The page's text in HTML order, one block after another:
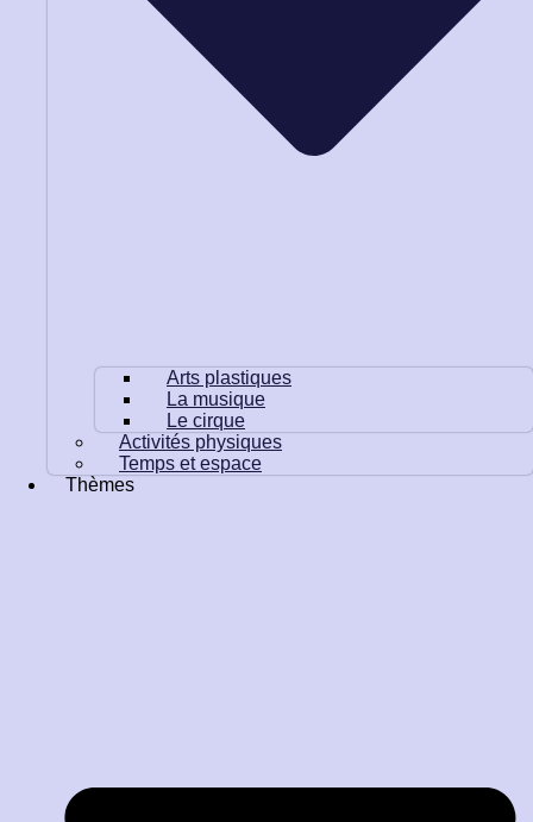
Arts plastiques
La musique
Le cirque
Activités physiques
Temps et espace
Thèmes